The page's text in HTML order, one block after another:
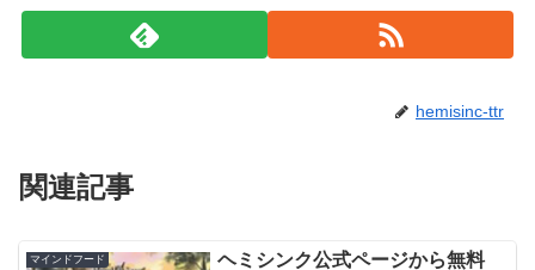
hemisinc-ttr
関連記事
マインドフード
ヘミシンク公式ページから無料